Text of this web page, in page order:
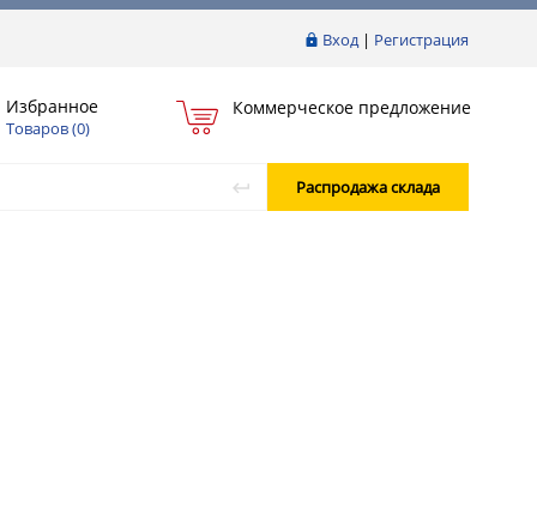
Вход| Регистрация
Избранное
Товаров (0)
Коммерческое предложение
Распродажа склада